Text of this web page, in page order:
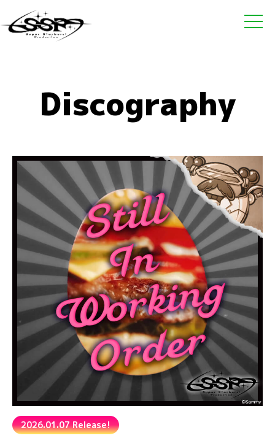
Discography
2026.01.07 Release!